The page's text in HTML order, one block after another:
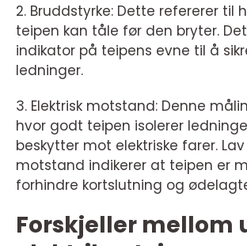
2. Bruddstyrke: Dette refererer til
teipen kan tåle før den bryter.
indikator på teipens evne til å
ledninger.
3. Elektrisk motstand: Denne
hvor godt teipen isolerer
beskytter mot elektriske farer.
motstand indikerer at teipen er
forhindre kortslutning og
Forskjeller mellom